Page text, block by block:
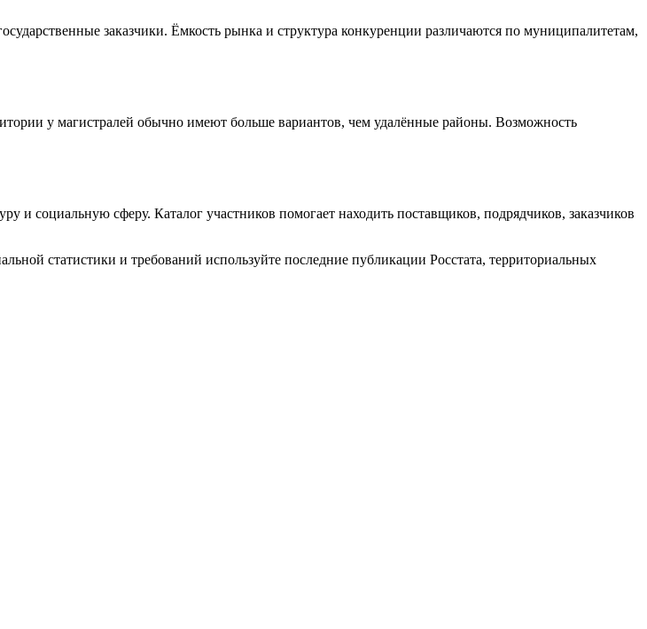
заказчики. Ёмкость рынка и структура конкуренции различаются по муниципалитетам,
у магистралей обычно имеют больше вариантов, чем удалённые районы. Возможность
и социальную сферу. Каталог участников помогает находить поставщиков, подрядчиков, заказчиков
статистики и требований используйте последние публикации Росстата, территориальных